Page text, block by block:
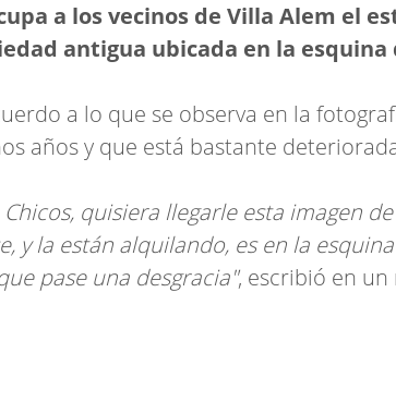
a los vecinos de Villa Alem el
antigua ubicada en la esquina
a lo que se observa en la
años y que está bastante
Chicos, quisiera llegarle esta imagen
y la están alquilando, es en la
pase una desgracia", escribió en un